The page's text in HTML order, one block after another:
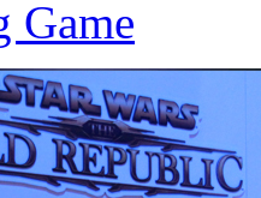
Game